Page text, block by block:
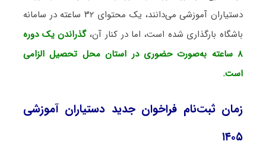
دستیاران آموزشی می‌دانند، یک محتوای ۳۲ ساعته در سامانه
باشگاه بارگذاری شده است، اما در کنار آن،گذراندن یک دوره
۸ ساعته به‌صورت حضوری در استان محل تحصیل الزامی
است.
زمان ثبت‌نام فراخوان جدید دستیاران آموزشی
۱۴۰۵